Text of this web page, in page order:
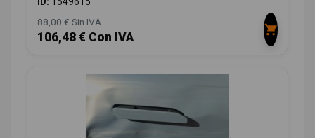
88,00 € Sin IVA
106,48 € Con IVA